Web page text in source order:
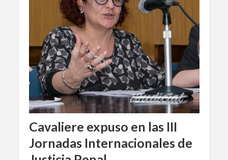
Cavaliere expuso en las III
Jornadas Internacionales de